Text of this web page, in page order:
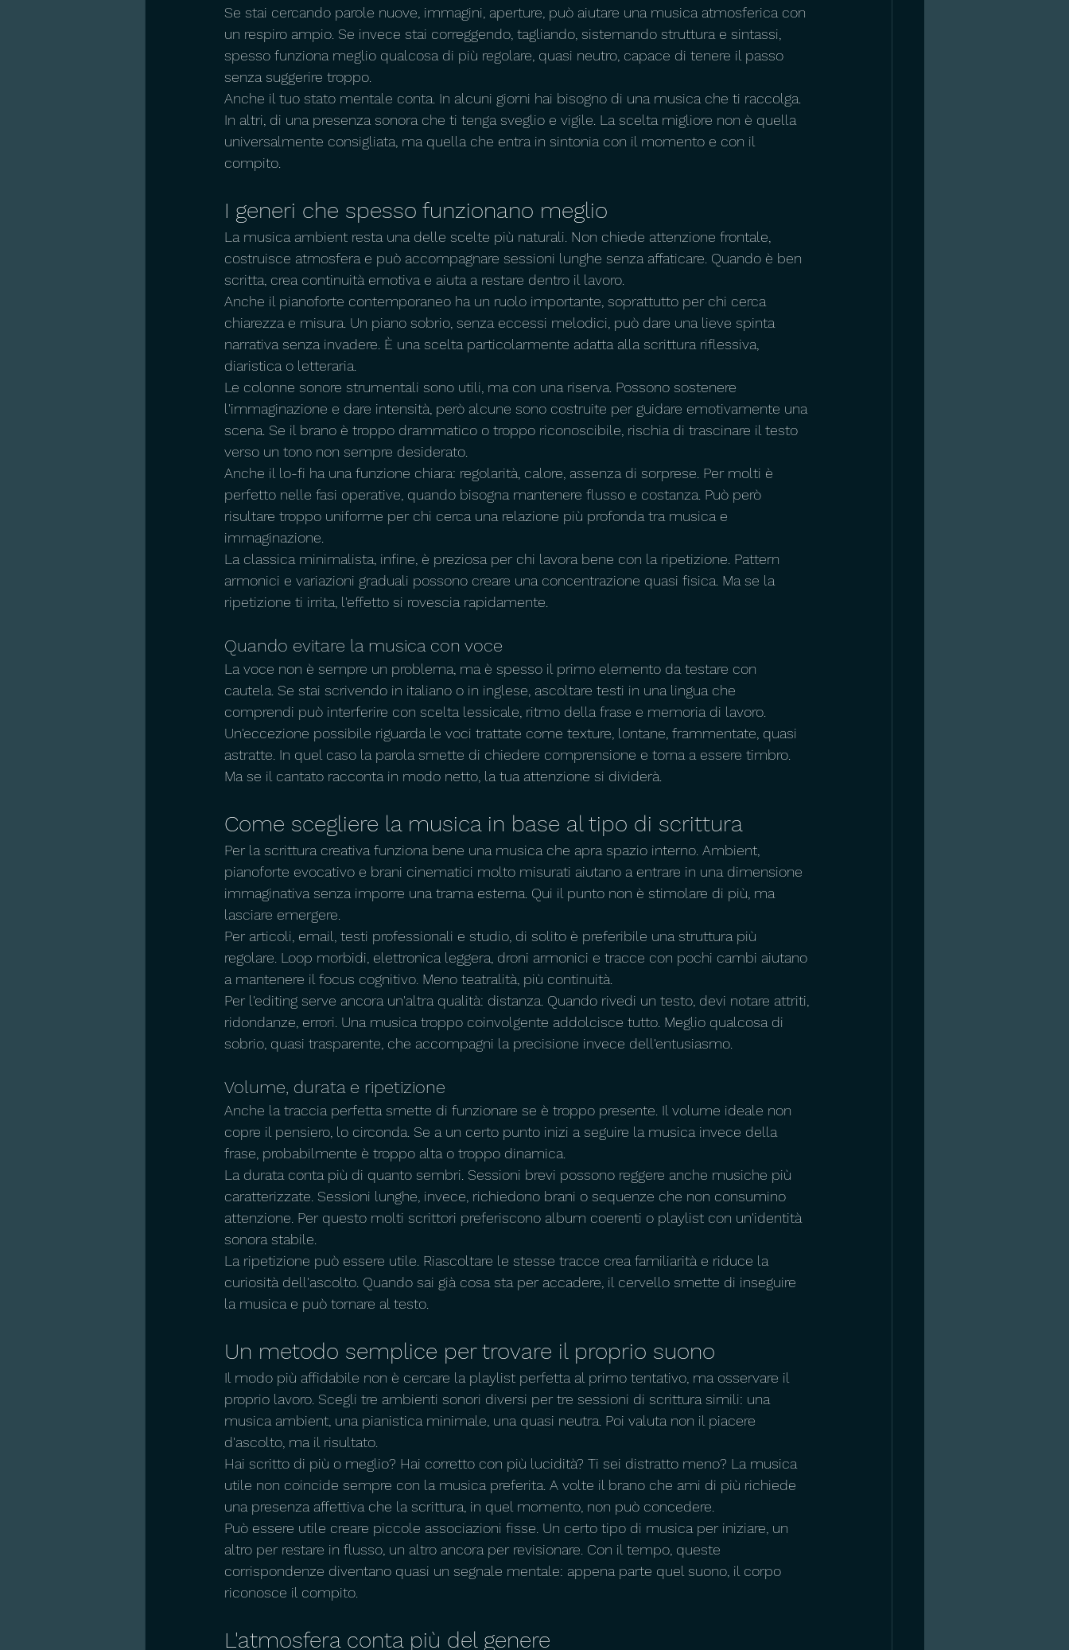
Se stai cercando parole nuove, immagini, aperture, può aiutare una musica atmosferica con
un respiro ampio. Se invece stai correggendo, tagliando, sistemando struttura e sintassi,
spesso funziona meglio qualcosa di più regolare, quasi neutro, capace di tenere il passo
senza suggerire troppo.
Anche il tuo stato mentale conta. In alcuni giorni hai bisogno di una musica che ti raccolga.
In altri, di una presenza sonora che ti tenga sveglio e vigile. La scelta migliore non è quella
universalmente consigliata, ma quella che entra in sintonia con il momento e con il
compito.
I generi che spesso funzionano meglio
La musica ambient resta una delle scelte più naturali. Non chiede attenzione frontale,
costruisce atmosfera e può accompagnare sessioni lunghe senza affaticare. Quando è ben
scritta, crea continuità emotiva e aiuta a restare dentro il lavoro.
Anche il pianoforte contemporaneo ha un ruolo importante, soprattutto per chi cerca
chiarezza e misura. Un piano sobrio, senza eccessi melodici, può dare una lieve spinta
narrativa senza invadere. È una scelta particolarmente adatta alla scrittura riflessiva,
diaristica o letteraria.
Le colonne sonore strumentali sono utili, ma con una riserva. Possono sostenere
l'immaginazione e dare intensità, però alcune sono costruite per guidare emotivamente una
scena. Se il brano è troppo drammatico o troppo riconoscibile, rischia di trascinare il testo
verso un tono non sempre desiderato.
Anche il lo-fi ha una funzione chiara: regolarità, calore, assenza di sorprese. Per molti è
perfetto nelle fasi operative, quando bisogna mantenere flusso e costanza. Può però
risultare troppo uniforme per chi cerca una relazione più profonda tra musica e
immaginazione.
La classica minimalista, infine, è preziosa per chi lavora bene con la ripetizione. Pattern
armonici e variazioni graduali possono creare una concentrazione quasi fisica. Ma se la
ripetizione ti irrita, l'effetto si rovescia rapidamente.
Quando evitare la musica con voce
La voce non è sempre un problema, ma è spesso il primo elemento da testare con
cautela. Se stai scrivendo in italiano o in inglese, ascoltare testi in una lingua che
comprendi può interferire con scelta lessicale, ritmo della frase e memoria di lavoro.
Un'eccezione possibile riguarda le voci trattate come texture, lontane, frammentate, quasi
astratte. In quel caso la parola smette di chiedere comprensione e torna a essere timbro.
Ma se il cantato racconta in modo netto, la tua attenzione si dividerà.
Come scegliere la musica in base al tipo di scrittura
Per la scrittura creativa funziona bene una musica che apra spazio interno. Ambient,
pianoforte evocativo e brani cinematici molto misurati aiutano a entrare in una dimensione
immaginativa senza imporre una trama esterna. Qui il punto non è stimolare di più, ma
lasciare emergere.
Per articoli, email, testi professionali e studio, di solito è preferibile una struttura più
regolare. Loop morbidi, elettronica leggera, droni armonici e tracce con pochi cambi aiutano
a mantenere il focus cognitivo. Meno teatralità, più continuità.
Per l'editing serve ancora un'altra qualità: distanza. Quando rivedi un testo, devi notare attriti,
ridondanze, errori. Una musica troppo coinvolgente addolcisce tutto. Meglio qualcosa di
sobrio, quasi trasparente, che accompagni la precisione invece dell'entusiasmo.
Volume, durata e ripetizione
Anche la traccia perfetta smette di funzionare se è troppo presente. Il volume ideale non
copre il pensiero, lo circonda. Se a un certo punto inizi a seguire la musica invece della
frase, probabilmente è troppo alta o troppo dinamica.
La durata conta più di quanto sembri. Sessioni brevi possono reggere anche musiche più
caratterizzate. Sessioni lunghe, invece, richiedono brani o sequenze che non consumino
attenzione. Per questo molti scrittori preferiscono album coerenti o playlist con un'identità
sonora stabile.
La ripetizione può essere utile. Riascoltare le stesse tracce crea familiarità e riduce la
curiosità dell'ascolto. Quando sai già cosa sta per accadere, il cervello smette di inseguire
la musica e può tornare al testo.
Un metodo semplice per trovare il proprio suono
Il modo più affidabile non è cercare la playlist perfetta al primo tentativo, ma osservare il
proprio lavoro. Scegli tre ambienti sonori diversi per tre sessioni di scrittura simili: una
musica ambient, una pianistica minimale, una quasi neutra. Poi valuta non il piacere
d'ascolto, ma il risultato.
Hai scritto di più o meglio? Hai corretto con più lucidità? Ti sei distratto meno? La musica
utile non coincide sempre con la musica preferita. A volte il brano che ami di più richiede
una presenza affettiva che la scrittura, in quel momento, non può concedere.
Può essere utile creare piccole associazioni fisse. Un certo tipo di musica per iniziare, un
altro per restare in flusso, un altro ancora per revisionare. Con il tempo, queste
corrispondenze diventano quasi un segnale mentale: appena parte quel suono, il corpo
riconosce il compito.
L'atmosfera conta più del genere